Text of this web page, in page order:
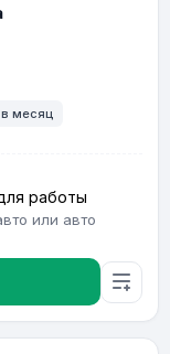
в месяц
работы
или авто